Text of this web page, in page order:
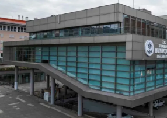
ALT LIGLER
TV VE SİNEMA
BASKETBOL
SAĞLIK